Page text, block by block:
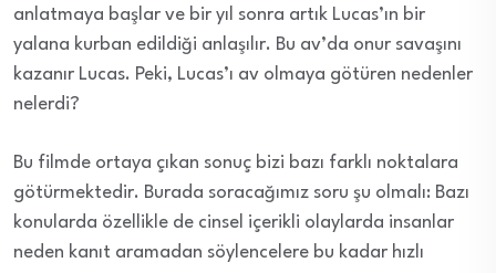
anlatmaya başlar ve bir yıl sonra artık Lucas’ın bir
yalana kurban edildiği anlaşılır. Bu av’da onur savaşını
kazanır Lucas. Peki, Lucas’ı av olmaya götüren nedenler
nelerdi?
Bu filmde ortaya çıkan sonuç bizi bazı farklı noktalara
götürmektedir. Burada soracağımız soru şu olmalı: Bazı
konularda özellikle de cinsel içerikli olaylarda insanlar
neden kanıt aramadan söylencelere bu kadar hızlı